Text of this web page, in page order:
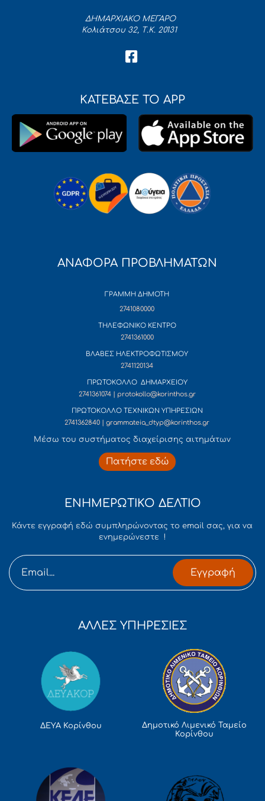
ΔΗΜΑΡΧΙΑΚΟ ΜΕΓΑΡΟ
Κολιάτσου 32, Τ.Κ. 20131
ΚΑΤΕΒΑΣΕ ΤΟ APP
ΑΝΑΦΟΡΑ ΠΡΟΒΛΗΜΑΤΩΝ
ΓΡΑΜΜΗ ΔΗΜΟΤΗ
2741080000
ΤΗΛΕΦΩΝΙΚΟ ΚΕΝΤΡΟ
2741361000
ΒΛΑΒΕΣ ΗΛΕΚΤΡΟΦΩΤΙΣΜΟΥ
2741120134
ΠΡΩΤΟΚΟΛΛΟ ΔΗΜΑΡΧΕΙΟΥ
2741361074 | protokollo@korinthos.gr
ΠΡΩΤΟΚΟΛΛΟ ΤΕΧΝΙΚΩΝ ΥΠΗΡΕΣΙΩΝ
2741362840 | grammateia_dtyp@korinthos.gr
Mέσω του συστήματος διαχείρισης αιτημάτων
Πατήστε εδώ
ΕΝΗΜΕΡΩΤΙΚΟ ΔΕΛΤΙΟ
Κάντε εγγραφή εδώ συμπληρώνοντας το email σας, για να
ενημερώνεστε !
Εγγραφή
ΑΛΛΕΣ ΥΠΗΡΕΣΙΕΣ
ΔΕΥΑ Κορίνθου
Δημοτικό Λιμενικό Ταμείο
Κορίνθου